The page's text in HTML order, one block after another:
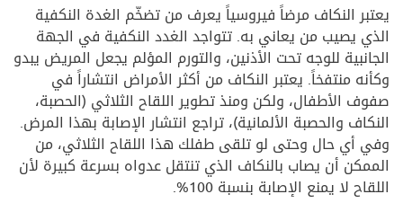
يعتبر النكاف مرضاً فيروسياً يعرف من تضخّم الغدة النكفية
الذي يصيب من يعاني به. تتواجد الغدد النكفية في الجهة
الجانبية للوجه تحت الأذنين، والتورم المؤلم يجعل المريض يبدو
وكأنه منتفخاً. يعتبر النكاف من أكثر الأمراض انتشاراً في
صفوف الأطفال، ولكن ومنذ تطوير اللقاح الثلاثي (الحصبة،
النكاف والحصبة الألمانية)، تراجع انتشار الإصابة بهذا المرض.
وفي أي حال وحتى لو تلقى طفلك هذا اللقاح الثلاثي، من
الممكن أن يصاب بالنكاف الذي تنتقل عدواه بسرعة كبيرة لأن
اللقاح لا يمنع الإصابة بنسبة 100%.